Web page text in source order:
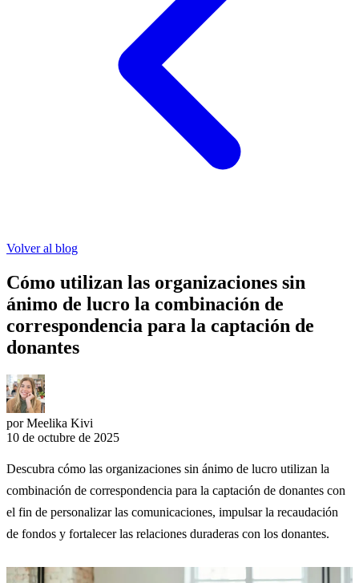
Volver al blog
Cómo utilizan las organizaciones sin
ánimo de lucro la combinación de
correspondencia para la captación de
donantes
por Meelika Kivi
10 de octubre de 2025
Descubra cómo las organizaciones sin ánimo de lucro utilizan la
combinación de correspondencia para la captación de donantes con
el fin de personalizar las comunicaciones, impulsar la recaudación
de fondos y fortalecer las relaciones duraderas con los donantes.